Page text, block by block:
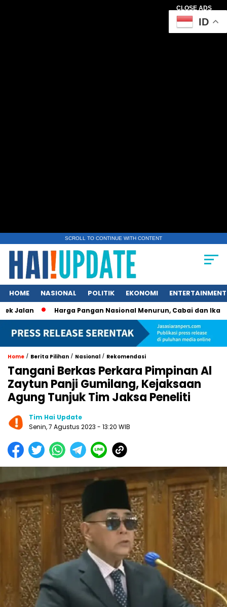
CLOSE ADS
SCROLL TO CONTINUE WITH CONTENT
HOME NASIONAL POLITIK EKONOMI ENTERTAINMENT
Harga Pangan Nasional Menurun, Cabai dan Ikan Tetap
Home / Berita Pilihan / Nasional / Rekomendasi
Tangani Berkas Perkara Pimpinan Al
Zaytun Panji Gumilang, Kejaksaan
Agung Tunjuk Tim Jaksa Peneliti
Tim Hai Update
Senin, 7 Agustus 2023 - 13:20 WIB
ID